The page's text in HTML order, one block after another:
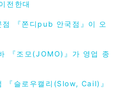
전한대
『쫀디pub 안국점』이 오
『조모(JOMO)』가 영업 종
『슬로우캘리(Slow, Cail)』